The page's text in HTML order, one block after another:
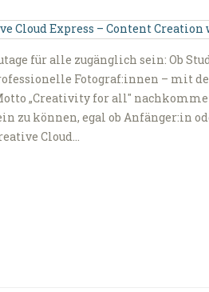
für alle zugänglich sein: Ob
Fotograf:innen – mit
„Creativity for all"
zu können, egal ob Anfänger:in
Cloud…